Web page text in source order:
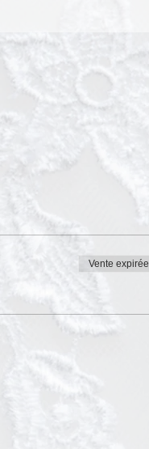
Vente expirée